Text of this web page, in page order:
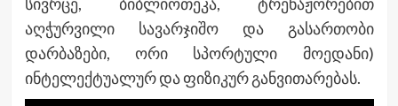
აღჭურვილი სავარჯიშო და გასართობი
დარბაზები, ორი სპორტული მოედანი)
ინტელექტუალურ და ფიზიკურ განვითარებას.